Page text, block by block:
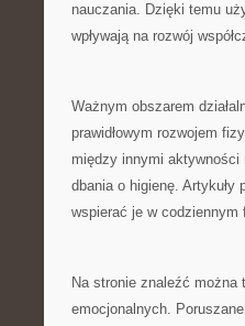
nauczania. Dzięki temu
wpływają na rozwój
Ważnym obszarem
prawidłowym rozwojem
między innymi aktywności
dbania o higienę.
wspierać je w codziennym
Na stronie znaleźć można
emocjonalnych.